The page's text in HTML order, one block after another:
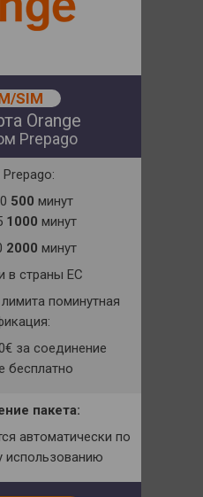
SIM
Orange
Prepago
500 минут
1000 минут
2000 минут
в страны ЕС
поминутная
за соединение
бесплатно
пакета:
автоматически по
использованию